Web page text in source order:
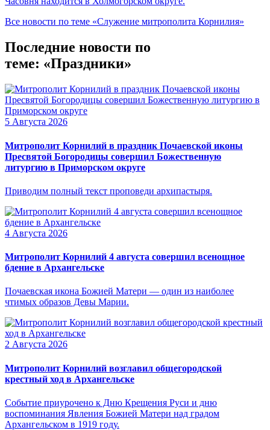
Все новости по теме «Служение митрополита Корнилия»
Последние новости по
теме: «Праздники»
5 Августа 2026
Митрополит Корнилий в праздник Почаевской иконы
Пресвятой Богородицы совершил Божественную
литургию в Приморском округе
Приводим полный текст проповеди архипастыря.
4 Августа 2026
Митрополит Корнилий 4 августа совершил всенощное
бдение в Архангельске
Почаевская икона Божией Матери — один из наиболее
чтимых образов Девы Марии.
2 Августа 2026
Митрополит Корнилий возглавил общегородской
крестный ход в Архангельске
Событие приурочено к Дню Крещения Руси и дню
воспоминания Явления Божией Матери над градом
Архангельском в 1919 году.